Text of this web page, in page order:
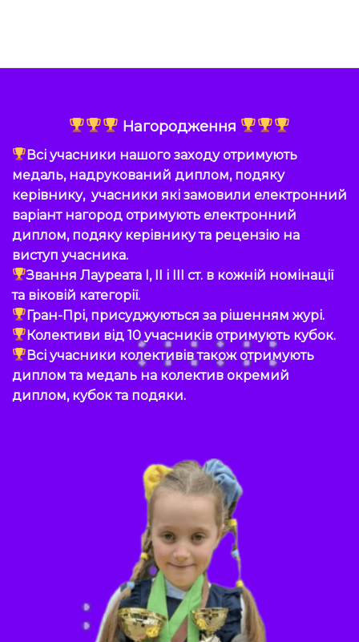
Нагородження
Всі учасники нашого заходу отримують
медаль, надрукований диплом, подяку
керівнику, учасники які замовили електронний
варіант нагород отримують електронний
диплом, подяку керівнику та рецензію на
виступ учасника.
Звання Лауреата I, II і III ст. в кожній номінації
та віковій категорії.
Гран-Прі, присуджуються за рішенням журі.
Колективи від 10 учасників отримують кубок.
Всі учасники колективів також отримують
диплом та медаль на колектив окремий
диплом, кубок та подяки.